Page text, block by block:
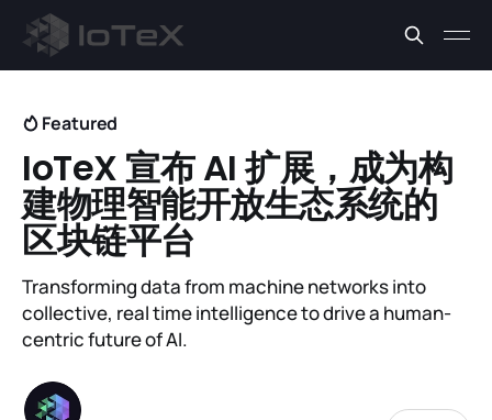
Featured
IoTeX 宣布 AI 扩展，成为构
建物理智能开放生态系统的
区块链平台
Transforming data from machine networks into
collective, real time intelligence to drive a human-
centric future of AI.